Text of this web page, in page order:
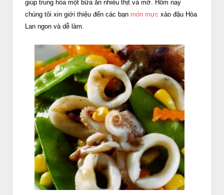
giúp trung hòa một bữa ăn nhiều thịt và mỡ. Hôm nay
chúng tôi xin giới thiệu đến các bạn món mực xào đậu Hòa
Lan ngon và dễ làm.